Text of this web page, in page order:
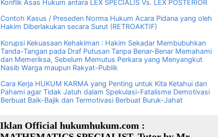
Konflik Asas Hukum antara LEX SPECIALIS Vs. LEX POSTERIOR
Contoh Kasus / Preseden Norma Hukum Acara Pidana yang oleh
Hakim Diberlakukan secara Surut (RETROAKTIF)
Korupsi Kekuasaan Kehakiman : Hakim Sekadar Membubuhkan
Tanda-Tangan pada Draf Putusan Tanpa Benar-Benar Memahami
dan Memeriksa, Sebelum Memutus Perkara yang Menyangkut
Nasib Warga maupun Rakyat-Publik
Cara Kerja HUKUM KARMA yang Penting untuk Kita Ketahui dan
Pahami agar Tidak Jatuh dalam Spekulasi-Fatalisme Demotivasi
Berbuat Baik-Bajik dan Termotivasi Berbuat Buruk-Jahat
Iklan Official hukumhukum.com :